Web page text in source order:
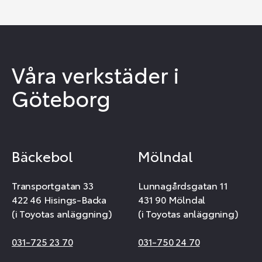
Våra verkstäder i
Göteborg
Bäckebol
Transportgatan 33
422 46 Hisings-Backa
(i Toyotas anläggning)
031-725 23 70
Mölndal
Lunnagårdsgatan 11
431 90 Mölndal
(i Toyotas anläggning)
031-750 24 70